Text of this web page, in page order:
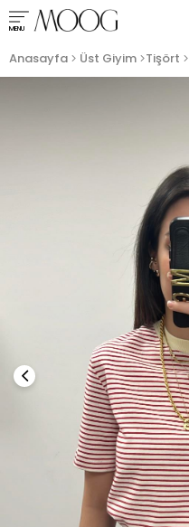
MENU
Anasayfa Üst Giyim Tişört